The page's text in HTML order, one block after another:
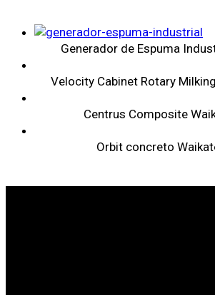
Generador de Espuma
Velocity Cabinet Rotary
Centrus Composite
Orbit concreto